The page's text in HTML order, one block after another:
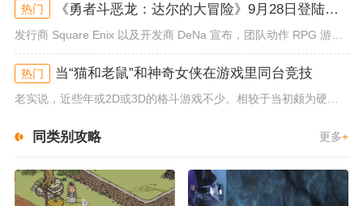
热门 《勇者斗恶龙：达尔的大冒险》9月28日登陆苹果谷歌应用商店
发行商 Square Enix 以及开发商 DeNa 宣布，团队动作 RPG 游戏《勇者斗恶龙：达尔的大冒险 魂之绊》将...
热门 当“猫和老鼠”和神奇女侠在游戏里同台竞技
老实说，近些年或2D或3D的格斗游戏不少。相较于当初颇为硬核的难度。如今这类游戏大都以较低的游玩门槛，独特的技能机制吸引...
同类别攻略 更多+